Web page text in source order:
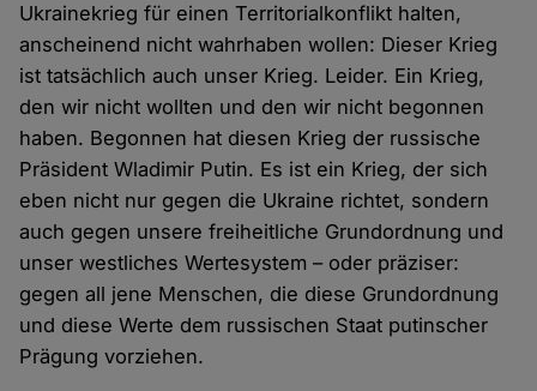
Ukrainekrieg für einen Territorialkonflikt halten,
anscheinend nicht wahrhaben wollen: Dieser Krieg
ist tatsächlich auch unser Krieg. Leider. Ein Krieg,
den wir nicht wollten und den wir nicht begonnen
haben. Begonnen hat diesen Krieg der russische
Präsident Wladimir Putin. Es ist ein Krieg, der sich
eben nicht nur gegen die Ukraine richtet, sondern
auch gegen unsere freiheitliche Grundordnung und
unser westliches Wertesystem – oder präziser:
gegen all jene Menschen, die diese Grundordnung
und diese Werte dem russischen Staat putinscher
Prägung vorziehen.